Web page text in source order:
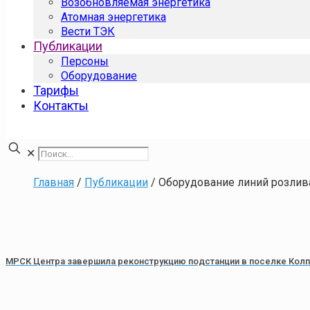
Атомная энергетика
Вести ТЭК
Публикации
Персоны
Оборудование
Тарифы
Контакты
✕
Главная / Публикации / Оборудование линий
МРСК Центра завершила реконструкцию подстанции в поселке